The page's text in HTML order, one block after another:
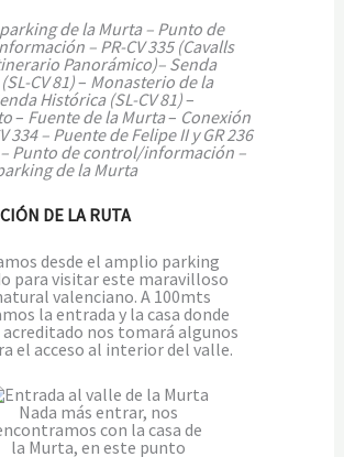
de la Murta – Punto de
– PR-CV 335 (Cavalls
Panorámico)– Senda
CV 81)– Monasterio de la
Histórica (SL-CV 81)–
– Fuente de la Murta– Conexión
334 – Puente de Felipe II y GR 236
– Punto de control/información –
de la Murta
DE LA RUTA
desde el amplio parking
para visitar este maravilloso
valenciano. A 100mts
la entrada y la casa donde
nos tomará algunos
el acceso al interior del valle.
Nada más entrar, nos
con la casa de
la Murta, en este punto